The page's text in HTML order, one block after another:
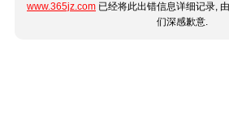
www.365jz.com 已经将此出错信息详细记录,
们深感歉意.